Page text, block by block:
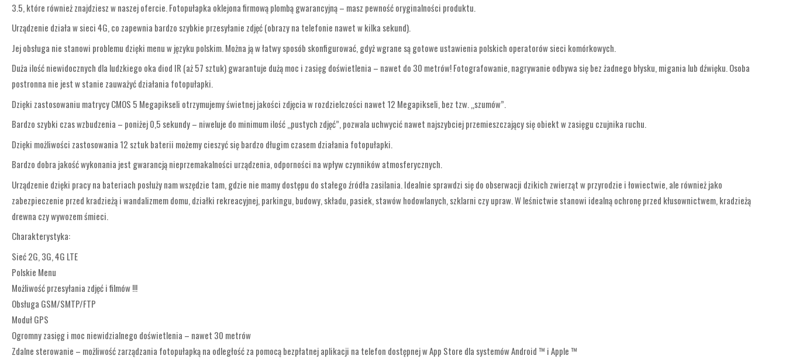
3.5, które również znajdziesz w naszej ofercie. Fotopułapka oklejona firmową plombą gwarancyjną – masz pewność oryginalności produktu.
Urządzenie działa w sieci 4G, co zapewnia bardzo szybkie przesyłanie zdjęć (obrazy na telefonie nawet w kilka sekund).
Jej obsługa nie stanowi problemu dzięki menu w języku polskim. Można ją w łatwy sposób skonfigurować, gdyż wgrane są gotowe ustawienia polskich operatorów sieci komórkowych.
Duża ilość niewidocznych dla ludzkiego oka diod IR (aż 57 sztuk) gwarantuje dużą moc i zasięg doświetlenia – nawet do 30 metrów! Fotografowanie, nagrywanie odbywa się bez żadnego błysku, migania lub dźwięku. Osoba
postronna nie jest w stanie zauważyć działania fotopułapki.
Dzięki zastosowaniu matrycy CMOS 5 Megapikseli otrzymujemy świetnej jakości zdjęcia w rozdzielczości nawet 12 Megapikseli, bez tzw. „szumów”.
Bardzo szybki czas wzbudzenia – poniżej 0,5 sekundy – niweluje do minimum ilość „pustych zdjęć”, pozwala uchwycić nawet najszybciej przemieszczający się obiekt w zasięgu czujnika ruchu.
Dzięki możliwości zastosowania 12 sztuk baterii możemy cieszyć się bardzo długim czasem działania fotopułapki.
Bardzo dobra jakość wykonania jest gwarancją nieprzemakalności urządzenia, odporności na wpływ czynników atmosferycznych.
Urządzenie dzięki pracy na bateriach posłuży nam wszędzie tam, gdzie nie mamy dostępu do stałego źródła zasilania. Idealnie sprawdzi się do obserwacji dzikich zwierząt w przyrodzie i łowiectwie, ale również jako
zabezpieczenie przed kradzieżą i wandalizmem domu, działki rekreacyjnej, parkingu, budowy, składu, pasiek, stawów hodowlanych, szklarni czy upraw. W leśnictwie stanowi idealną ochronę przed kłusownictwem, kradzieżą
drewna czy wywozem śmieci.
Charakterystyka:
Sieć 2G, 3G, 4G LTE
Polskie Menu
Możliwość przesyłania zdjęć i filmów !!!
Obsługa GSM/SMTP/FTP
Moduł GPS
Ogromny zasięg i moc niewidzialnego doświetlenia – nawet 30 metrów
Zdalne sterowanie – możliwość zarządzania fotopułapką na odległość za pomocą bezpłatnej aplikacji na telefon dostępnej w App Store dla systemów Android ™ i Apple ™